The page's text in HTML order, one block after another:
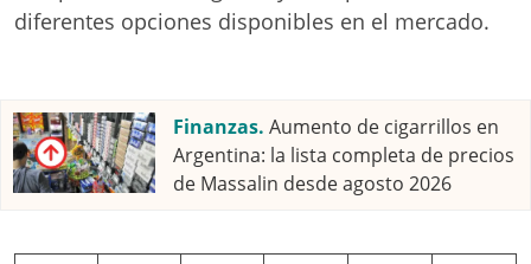
diferentes opciones disponibles en el mercado.
Finanzas. Aumento de cigarrillos en
Argentina: la lista completa de precios
de Massalin desde agosto 2026